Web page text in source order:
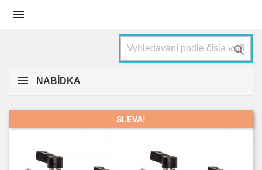


NABÍDKA
SLEVA!